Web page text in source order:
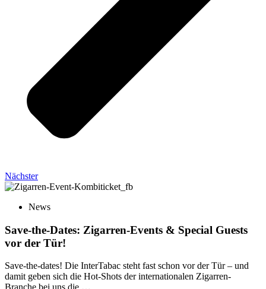
Nächster
News
Save-the-Dates: Zigarren-Events & Special Guests
vor der Tür!
Save-the-dates! Die InterTabac steht fast schon vor der Tür – und
damit geben sich die Hot-Shots der internationalen Zigarren-